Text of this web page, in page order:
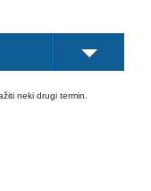
neki drugi termin.